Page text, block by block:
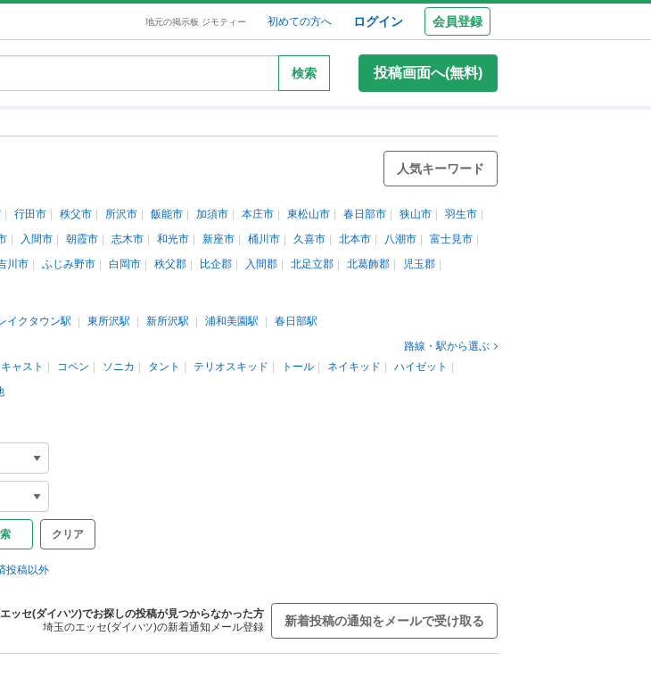
地元の掲示板 ジモティー 初めての方へ ログイン 会員登録
検索 投稿画面へ(無料)
人気キーワード
行田市 秩父市 所沢市 飯能市 加須市 本庄市 東松山市 春日部市 狭山市
羽生市
入間市 朝霞市 志木市 和光市 新座市 桶川市 久喜市 北本市 八潮市
富士見市
川市 ふじみ野市 白岡市 秩父郡 比企郡 入間郡 北足立郡 北葛飾郡
児玉郡
イクタウン駅 東所沢駅 新所沢駅 浦和美園駅
春日部駅
路線・駅から選ぶ
キャスト コペン ソニカ タント テリオスキッド トール ネイキッド
ハイゼット
クリア
投稿以外
ッセ(ダイハツ)でお探しの投稿が見つからなかった方
埼玉のエッセ(ダイハツ)の新着通知メール登録
新着投稿の通知をメールで受け取る